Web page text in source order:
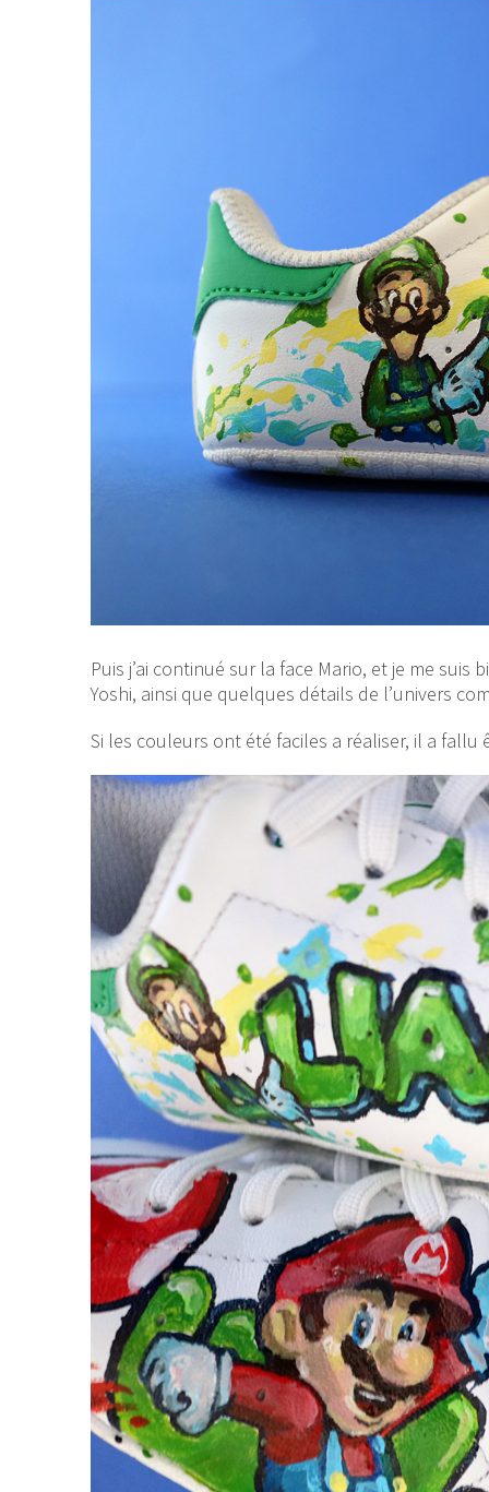
Puis j’ai continué sur la face Mario, et je me
Yoshi, ainsi que quelques détails de l’univers
Si les couleurs ont été faciles a réaliser, il a